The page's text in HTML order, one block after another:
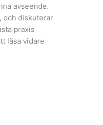
avseende.
och diskuterar
praxis
läsa vidare